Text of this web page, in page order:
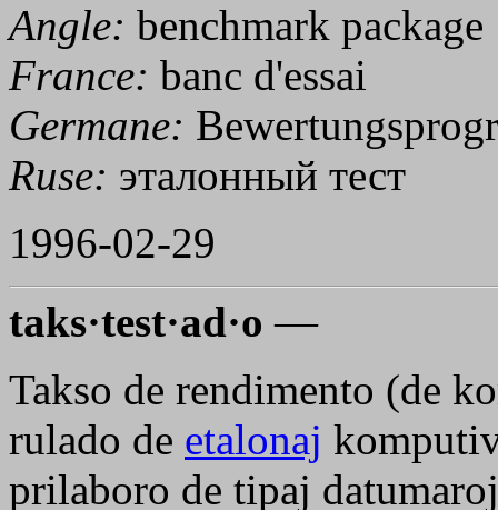
Angle: benchmark package
France: banc d'essai
Germane:
Ruse: эталонный тест
1996-02-29
taks·test·ad·o —
Takso de rendimento (de
rulado de etalonaj
prilaboro de tipaj